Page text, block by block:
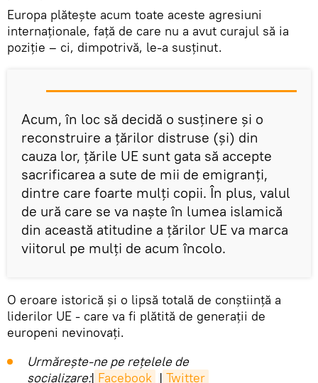
Europa plătește acum toate aceste agresiuni
internaționale, față de care nu a avut curajul să ia
poziție – ci, dimpotrivă, le-a susținut.
Acum, în loc să decidă o susținere și o
reconstruire a țărilor distruse (și) din
cauza lor, țările UE sunt gata să accepte
sacrificarea a sute de mii de emigranți,
dintre care foarte mulți copii. În plus, valul
de ură care se va naște în lumea islamică
din această atitudine a țărilor UE va marca
viitorul pe mulți de acum încolo.
O eroare istorică și o lipsă totală de conștiință a
liderilor UE - care va fi plătită de generații de
europeni nevinovați.
Urmărește-ne pe rețelele de
socializare:| Facebook | Twitter